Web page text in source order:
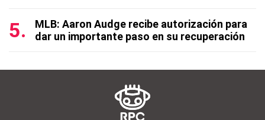
MLB: Aaron Audge recibe autorización para
dar un importante paso en su recuperación